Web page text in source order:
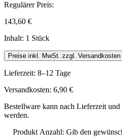
Regulärer Preis:
143,60 €
Inhalt: 1 Stück
Preise inkl. MwSt. zzgl. Versandkosten
Lieferzeit: 8–12 Tage
Versandkosten: 6,90 €
Bestellware kann nach Lieferzeit
werden.
Produkt Anzahl: Gib den